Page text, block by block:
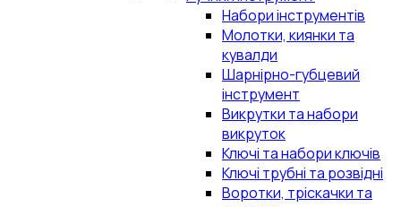
Набори інструментів
Молотки, киянки та
кувалди
Шарнірно-губцевий
інструмент
Викрутки та набори
викруток
Ключі та набори ключів
Ключі трубні та розвідні
Воротки, тріскачки та